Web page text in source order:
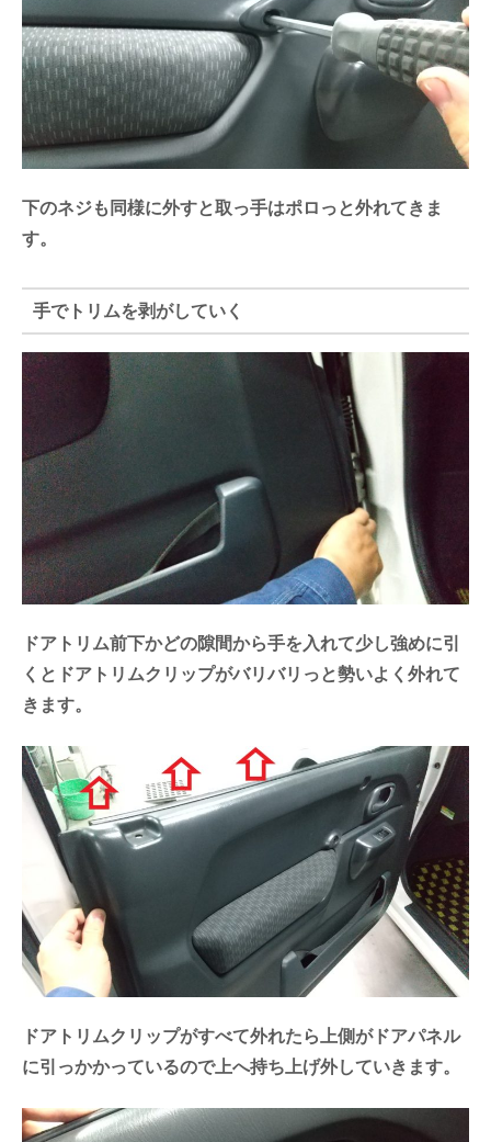
下のネジも同様に外すと取っ手はポロっと外れてきま
す。
手でトリムを剥がしていく
ドアトリム前下かどの隙間から手を入れて少し強めに引
くとドアトリムクリップがバリバリっと勢いよく外れて
きます。
ドアトリムクリップがすべて外れたら上側がドアパネル
に引っかかっているので上へ持ち上げ外していきます。